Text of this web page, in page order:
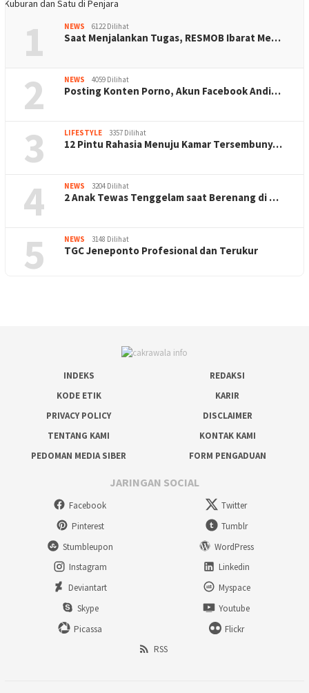
1 NEWS 6122 Dilihat
Saat Menjalankan Tugas, RESMOB Ibarat Me…
2 NEWS 4059 Dilihat
Posting Konten Porno, Akun Facebook Andi…
3 LIFESTYLE 3357 Dilihat
12 Pintu Rahasia Menuju Kamar Tersembuny…
4 NEWS 3204 Dilihat
2 Anak Tewas Tenggelam saat Berenang di …
5 NEWS 3148 Dilihat
TGC Jeneponto Profesional dan Terukur
INDEKS
REDAKSI
KODE ETIK
KARIR
PRIVACY POLICY
DISCLAIMER
TENTANG KAMI
KONTAK KAMI
PEDOMAN MEDIA SIBER
FORM PENGADUAN
JARINGAN SOCIAL
Facebook
Twitter
Pinterest
Tumblr
Stumbleupon
WordPress
Instagram
Linkedin
Deviantart
Myspace
Skype
Youtube
Picassa
Flickr
RSS